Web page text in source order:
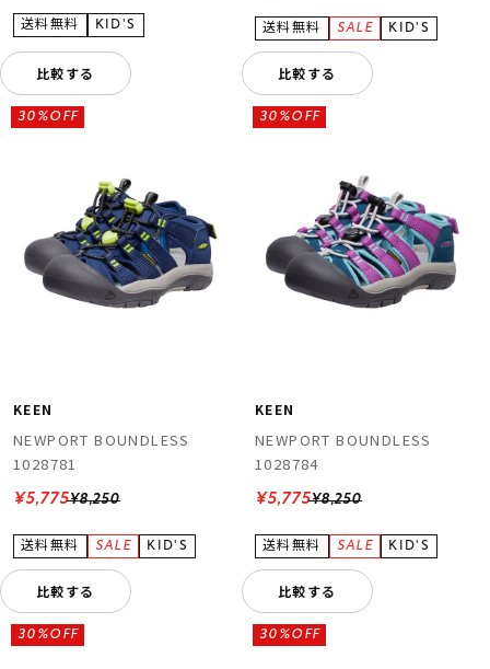
比較する 比較する
KEEN
NEWPORT BOUNDLESS
1028781
¥8,250
30%OFF
¥5,775
比較する
KEEN
NEWPORT BOUNDLESS
1028784
¥8,250
30%OFF
¥5,775
比較する
30%OFF 30%OFF